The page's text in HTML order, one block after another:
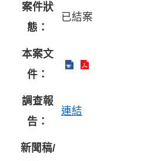
案件狀
態：
已結案
本案文
件：
調查報
告：
連結
新聞稿/